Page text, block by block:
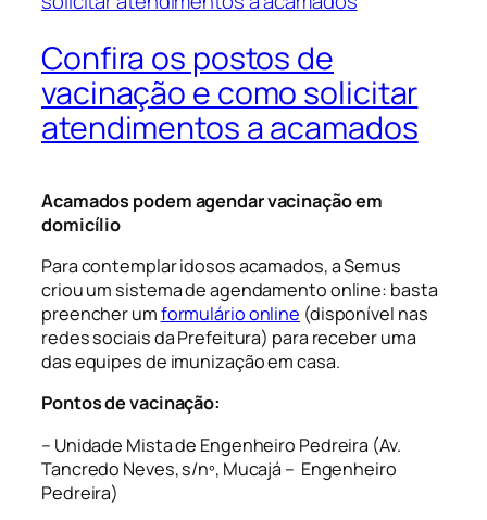
Confira os postos de
vacinação e como solicitar
atendimentos a acamados
Acamados podem agendar vacinação em
domicílio
Para contemplar idosos acamados, a Semus
criou um sistema de agendamento online: basta
preencher umformulário online (disponível nas
redes sociais da Prefeitura) para receber uma
das equipes de imunização em casa.
Pontos de vacinação:
– Unidade Mista de Engenheiro Pedreira (Av.
Tancredo Neves, s/nº, Mucajá – Engenheiro
Pedreira)